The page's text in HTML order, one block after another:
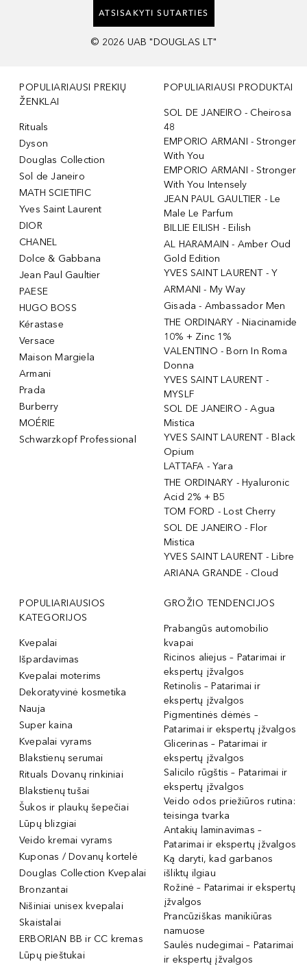
ATSISAKYTI SUTARTIES
© 2026 UAB "DOUGLAS LT"
POPULIARIAUSI PREKIŲ
ŽENKLAI
Rituals
Dyson
Douglas Collection
Sol de Janeiro
MATH SCIETIFIC
Yves Saint Laurent
DIOR
CHANEL
Dolce & Gabbana
Jean Paul Gaultier
PAESE
HUGO BOSS
Kérastase
Versace
Maison Margiela
Armani
Prada
Burberry
MOÉRIE
Schwarzkopf Professional
POPULIARIAUSI PRODUKTAI
SOL DE JANEIRO - Cheirosa
48
EMPORIO ARMANI - Stronger
With You
EMPORIO ARMANI - Stronger
With You Intensely
JEAN PAUL GAULTIER - Le
Male Le Parfum
BILLIE EILISH - Eilish
AL HARAMAIN - Amber Oud
Gold Edition
YVES SAINT LAURENT - Y
ARMANI - My Way
Gisada - Ambassador Men
THE ORDINARY - Niacinamide
10% + Zinc 1%
VALENTINO - Born In Roma
Donna
YVES SAINT LAURENT -
MYSLF
SOL DE JANEIRO - Agua
Mistica
YVES SAINT LAURENT - Black
Opium
LATTAFA - Yara
THE ORDINARY - Hyaluronic
Acid 2% + B5
TOM FORD - Lost Cherry
SOL DE JANEIRO - Flor
Mistica
YVES SAINT LAURENT - Libre
ARIANA GRANDE - Cloud
POPULIARIAUSIOS
KATEGORIJOS
Kvepalai
Išpardavimas
Kvepalai moterims
Dekoratyvinė kosmetika
Nauja
Super kaina
Kvepalai vyrams
Blakstienų serumai
Rituals Dovanų rinkiniai
Blakstienų tušai
Šukos ir plaukų šepečiai
Lūpų blizgiai
Veido kremai vyrams
Kuponas / Dovanų kortelė
Douglas Collection Kvepalai
Bronzantai
Nišiniai unisex kvepalai
Skaistalai
ERBORIAN BB ir CC kremas
Lūpų pieštukai
GROŽIO TENDENCIJOS
Prabangūs automobilio
kvapai
Ricinos aliejus – Patarimai ir
ekspertų įžvalgos
Retinolis – Patarimai ir
ekspertų įžvalgos
Pigmentinės dėmės –
Patarimai ir ekspertų įžvalgos
Glicerinas – Patarimai ir
ekspertų įžvalgos
Salicilo rūgštis – Patarimai ir
ekspertų įžvalgos
Veido odos priežiūros rutina:
teisinga tvarka
Antakių laminavimas –
Patarimai ir ekspertų įžvalgos
Ką daryti, kad garbanos
išliktų ilgiau
Rožinė – Patarimai ir ekspertų
įžvalgos
Prancūziškas manikiūras
namuose
Saulės nudegimai – Patarimai
ir ekspertų įžvalgos